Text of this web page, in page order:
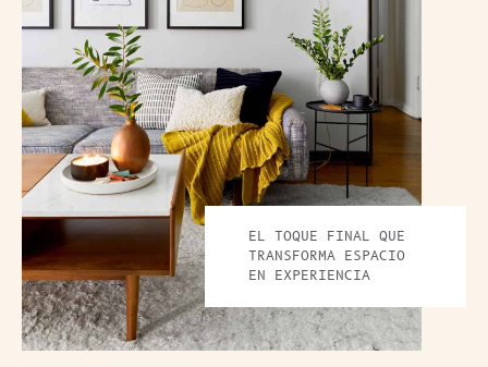
EL TOQUE FINAL QUE
TRANSFORMA ESPACIO
EN EXPERIENCIA